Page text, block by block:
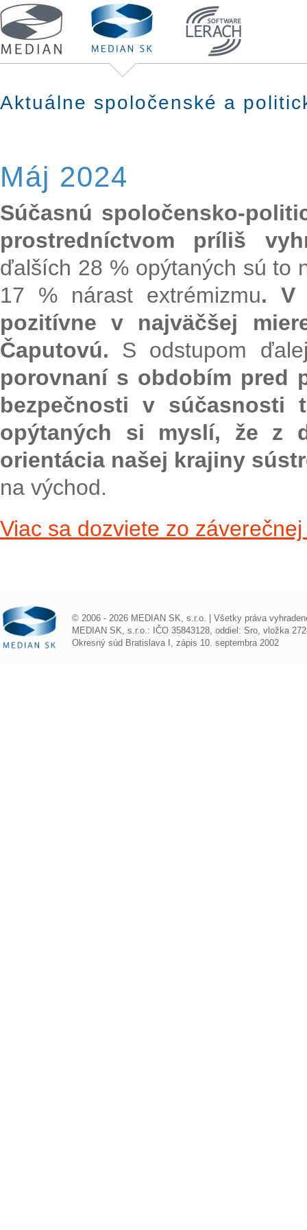
Aktuálne spoločenské a
Máj 2024
Súčasnú spoločensko-
prostredníctvom príliš
ďalších 28 % opýtaných sú to
17 % nárast extrémizmu. V
pozitívne v najväčšej
Čaputovú. S odstupom
porovnaní s obdobím pred
bezpečnosti v súčasnosti
opýtaných si myslí, že z
orientácia našej krajiny
na východ.
Viac sa dozviete zo
© 2006 - 2026 MEDIAN SK, s.r.o. | Všetky práva
MEDIAN SK, s.r.o.: IČO 35843128, oddiel: Sro, vložka
Okresný súd Bratislava I, zápis 10. septembra 2002